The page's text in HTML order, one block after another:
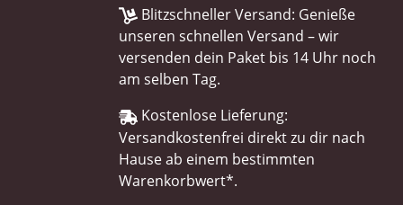
Blitzschneller Versand: Genieße
unseren schnellen Versand – wir
versenden dein Paket bis 14 Uhr noch
am selben Tag.
Kostenlose Lieferung:
Versandkostenfrei direkt zu dir nach
Hause ab einem bestimmten
Warenkorbwert*.